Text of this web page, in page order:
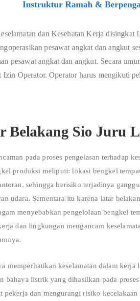
Instruktur Ramah &
dan Kesehatan Kerja disingkat
pesawat angkat dan angkut
pesawat angkat dan angkut. Secara
Izin Operator. Operator harus mengikuti
Belakang Sio Juru
caman pada proses pengelasan terhadap ke
kel produksi meliputi:lokasi bengkel tempa
ntoran, sehingga berisiko terjadinya ganggu
an udara. Sementara itu karena latar belakan
gam menyebabkan pengelolaan bengkel
erja dan lingkungan mengancam keselama
mnya.
memperhatikan keselamatan dalam kerja
bahaya listrik yang dihasilkan pada
pekerja dan mengurangi risiko kecelakaan